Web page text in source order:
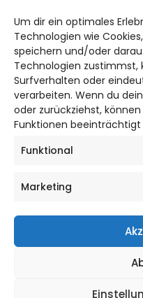
Um dir ein optimales
Technologien wie
speichern und/oder
Technologien zustimmst,
Surfverhalten oder
verarbeiten. Wenn du
oder zurückziehst,
Funktionen beeinträchtigt
Funktional
Marketing
Bruchtorwall 12
38100 Braunschweig
Telefon: 0531 387220 –
DAS
Impressum
Cookie Richtlinie
CITYLIFE! BEI